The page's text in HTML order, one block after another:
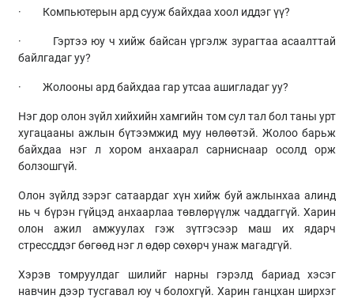
· Компьютерын ард сууж байхдаа хоол иддэг үү?
· Гэртээ юу ч хийж байсан үргэлж зурагтаа асаалттай
байлгадаг уу?
· Жолооны ард байхдаа гар утсаа ашигладаг уу?
Нэг дор олон зүйл хийхийн хамгийн том сул тал бол таны урт
хугацааны ажлын бүтээмжид муу нөлөөтэй. Жолоо барьж
байхдаа нэг л хором анхаарал сарниснаар осолд орж
болзошгүй.
Олон зүйлд зэрэг сатаардаг хүн хийж буй ажлынхаа алинд
нь ч бүрэн гүйцэд анхаарлаа төвлөрүүлж чаддаггүй. Харин
олон ажил амжуулах гэж зүтгэсээр маш их ядарч
стрессддэг бөгөөд нэг л өдөр сөхөрч унаж магадгүй.
Хэрэв томруулдаг шилийг нарны гэрэлд бариад хэсэг
навчин дээр тусгавал юу ч болохгүй. Харин ганцхан ширхэг